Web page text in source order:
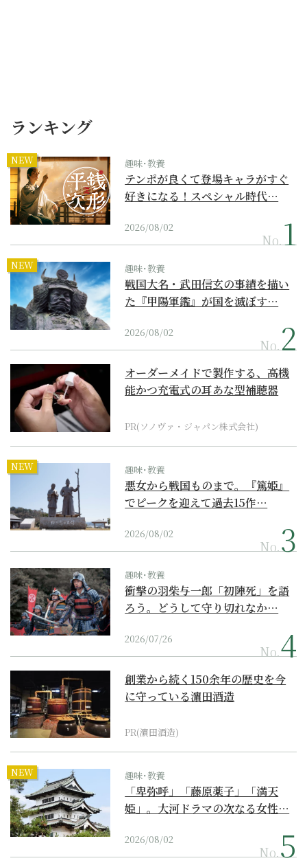
ランキング
NEW 趣味･教養
テンポが良くて登場キャラがすぐ
好きになる！スペシャル時代…
2026/08/02
No.
NEW 趣味･教養
戦国大名・武田信玄の事績を描い
た『甲陽軍鑑』が国を滅ぼす…
2026/08/02
No.
オーダーメイドで製作する、高機
能かつ充電式の耳あな型補聴器
PR(ソノヴァ・ジャパン株式会社)
NEW 趣味･教養
悪女から戦国ものまで。『篤姫』
でピークを迎えて過去15作…
2026/08/02
No.
趣味･教養
衝撃の羽柴与一郎「初陣死」を語
ろう。どうして守り切れなか…
2026/07/26
No.
創業から続く150余年の歴史を今
に守っている濵田酒造
PR(濵田酒造)
NEW 趣味･教養
「卑弥呼」「藤原薬子」「満天
姫」。大河ドラマの次なる女性…
2026/08/02
No.